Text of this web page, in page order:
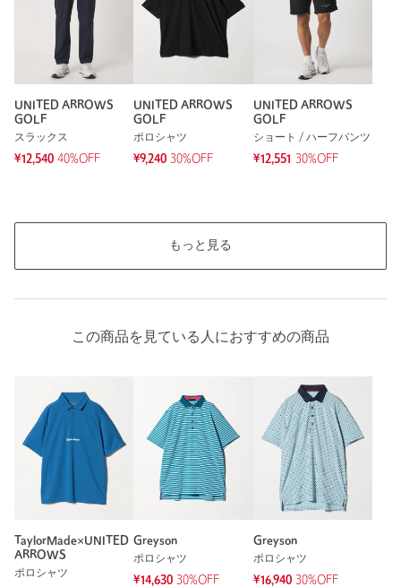
UNITED ARROWS
GOLF
スラックス
¥12,540 40%OFF
UNITED ARROWS
GOLF
ポロシャツ
¥9,240 30%OFF
UNITED ARROWS
GOLF
ショート / ハーフパンツ
¥12,551 30%OFF
もっと見る
この商品を見ている人におすすめの商品
TaylorMade×UNITED
ARROWS
ポロシャツ
Greyson
ポロシャツ
¥14,630 30%OFF
Greyson
ポロシャツ
¥16,940 30%OFF